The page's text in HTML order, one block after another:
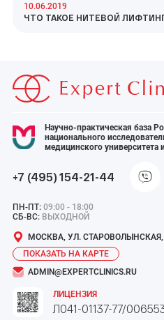
10.06.2019
ЧТО ТАКОЕ НИТЕВОЙ
Научно-практическая база
национального
медицинского университета
+7 (495) 154-21-44
ПН-ПТ: 09:00 - 18:00
СБ-ВС: ВЫХОДНОЙ
МОСКВА, УЛ. СТАРОВОЛЫНСКАЯ,
ПОКАЗАТЬ НА КАРТЕ
ADMIN@EXPERTCLINICS.RU
ЛИЦЕНЗИЯ
Л041-01137-77/